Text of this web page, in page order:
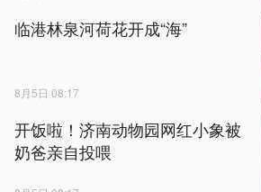
临港林泉河荷花开成“海”
8月5日 08:17
开饭啦！济南动物园网红小象被
奶爸亲自投喂